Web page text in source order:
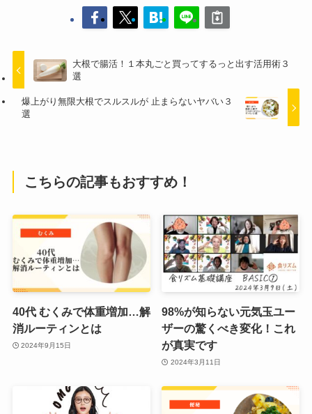
大根で腸活！１本丸ごと買ってするっと出す活用術３
選
爆上がり無限大根でスルスルが 止まらないヤバい３
選
こちらの記事もおすすめ！
40代 むくみで体重増加…解
消ルーティンとは
2024年9月15日
98%が知らない元気玉ユー
ザーの驚くべき変化！これ
が真実です
2024年3月11日